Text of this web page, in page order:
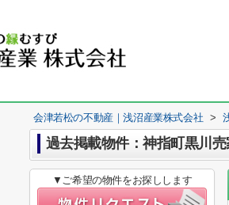
会津若松の不動産｜浅沼産業株式会社 >
過去掲載物件：神指町黒川売
▼ご希望の物件をお探しします